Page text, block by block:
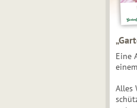
Eine
Alles